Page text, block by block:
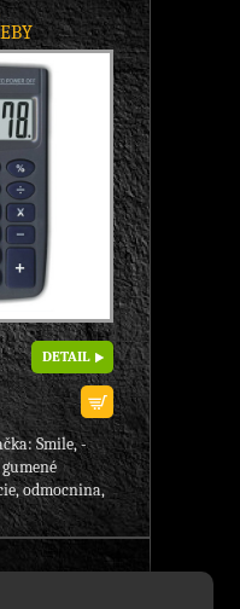
DETAIL
Smile, -
odmocnina,